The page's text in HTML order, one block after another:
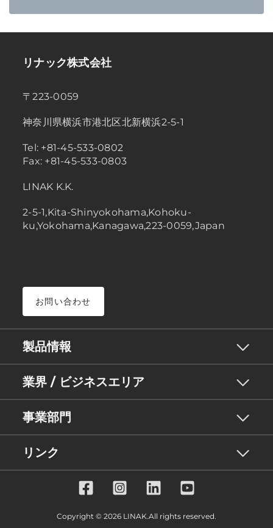
リナック株式会社
〒223-0059
神奈川県横浜市港北区北新横浜2-5-1
Tel: +81-45-533-0802
Fax: +81-45-533-0803
LINAK K.K.
2-5-1,Kita-Shinyokohama,Kohoku-
ku,Yokohama,Kanagawa,223-0059,Japan
お問い合わせ
製品情報
業界 / ビジネスエリア
事業部門
リンク
Copyright © 2026 LINAK.All rights reserved.